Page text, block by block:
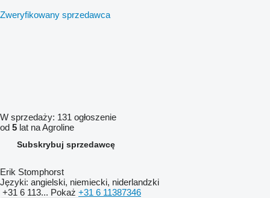
Zweryfikowany sprzedawca
W sprzedaży: 131 ogłoszenie
od 5 lat na Agroline
Subskrybuj sprzedawcę
Erik Stomphorst
Języki: angielski, niemiecki, niderlandzki
+31 6 113... Pokaż +31 6 11387346